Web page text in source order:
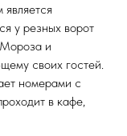
у резных ворот
и
своих гостей.
номерами с
в кафе,